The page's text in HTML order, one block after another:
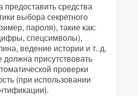
средства
выбора секретного
пароля), такие как:
спецсимволы),
ведение истории и т. д.
присутствовать
проверки
(при использовании